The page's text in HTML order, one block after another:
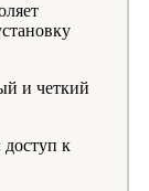
и четкий
доступ к